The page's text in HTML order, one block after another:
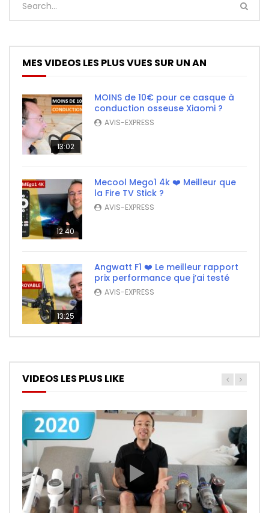
MES VIDEOS LES PLUS VUES SUR UN AN
13:02
MOINS de 10€ pour ce casque à
conduction osseuse Xiaomi ?
AVIS-EXPRESS
12:40
Mecool Mego1 4k ❤️ Meilleur que
la Fire TV Stick ?
AVIS-EXPRESS
13:25
Angwatt F1 ❤️ Le meilleur rapport
prix performance que j’ai testé
AVIS-EXPRESS
VIDEOS LES PLUS LIKE